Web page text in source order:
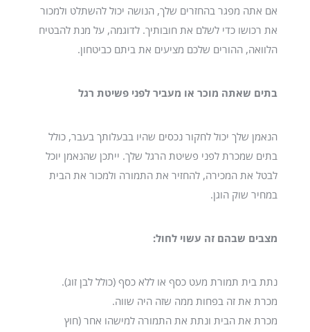
אם אתה מפגר בהחזרים שלך, הנושה יכול להשתלט ולמכור
את רכושו כדי לשלם את חובותיך. לדוגמה, על מנת להבטיח
הלוואה, ההורים שלכם מציעים את ביתם כביטחון.
בתים שאתה מוכר או מעביר לפני פשיטת רגל
הנאמן שלך יכול לחקור נכסים שהיו בבעלותך בעבר, כולל
בתים שמכרת לפני פשיטת הרגל שלך. ייתכן שהנאמן יוכל
לבטל את המכירה, להחזיר את התמורה ולמכור את הבית
במחיר שוק הוגן.
מצבים שבהם זה עשוי לחול:
נתת בית תמורת מעט כסף או ללא כסף (כולל לבן זוג).
מכרת את זה בפחות ממה שזה היה שווה.
מכרת את הבית ונתת את התמורה למישהו אחר (חוץ